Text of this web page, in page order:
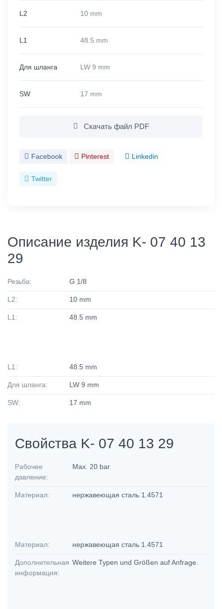
L2 10 mm
L1 48.5 mm
Для шланга LW 9 mm
SW 17 mm
Скачать файл PDF
Facebook Pinterest Linkedin
Twitter
Описание изделия K- 07 40 13
29
Резьба: G 1/8
L2: 10 mm
L1: 48.5 mm
L1: 48.5 mm
Для шланга: LW 9 mm
SW: 17 mm
Свойства K- 07 40 13 29
Рабочее
давление:
Max. 20 bar
Материал: нержавеющая сталь 1.4571
Материал: нержавеющая сталь 1.4571
Дополнительная
информация:
Weitere Typen und Größen auf Anfrage.